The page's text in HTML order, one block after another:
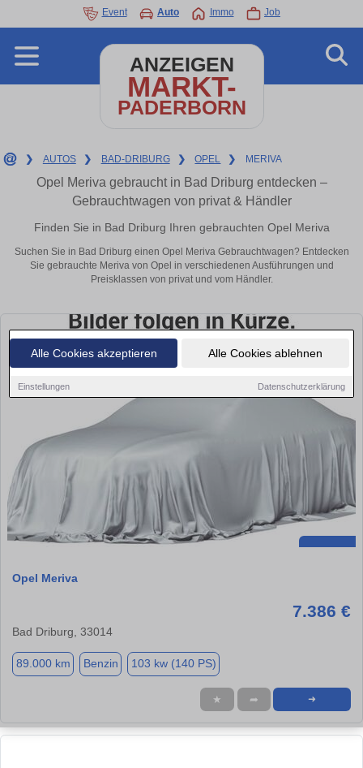
Alle Cookies akzeptieren Alle Cookies ablehnen
Einstellungen Datenschutzerklärung
Event Auto Immo Job
ANZEIGEN
MARKT-
PADERBORN
❯ AUTOS ❯ BAD-DRIBURG ❯ OPEL ❯ MERIVA
Opel Meriva gebraucht in Bad Driburg entdecken –
Gebrauchtwagen von privat & Händler
Finden Sie in Bad Driburg Ihren gebrauchten Opel Meriva
Suchen Sie in Bad Driburg einen Opel Meriva Gebrauchtwagen? Entdecken
Sie gebrauchte Meriva von Opel in verschiedenen Ausführungen und
Preisklassen von privat und vom Händler.
Opel Meriva
7.386 €
Bad Driburg, 33014
89.000 km Benzin 103 kw (140 PS)
★ ➦ ➜